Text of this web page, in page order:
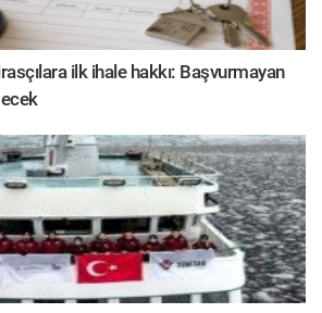
ilk ihale hakkı: Başvurmayan